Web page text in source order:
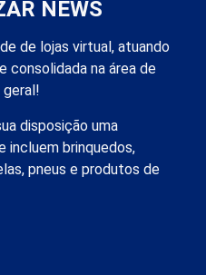
NEWS
de lojas virtual, atuando
consolidada na área de
disposição uma
incluem brinquedos,
pneus e produtos de